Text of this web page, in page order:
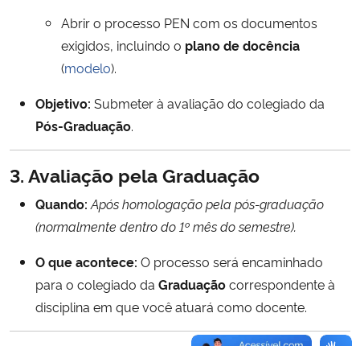
Secretaria-Geral
Secretaria de Governo
Gabinete de Segurança Institucional
Advocacia-Geral da União
Planalto
Abrir o processo PEN com os documentos
exigidos, incluindo o plano de docência
(modelo).
Objetivo: Submeter à avaliação do colegiado da
Pós-Graduação.
3. Avaliação pela Graduação
Quando: Após homologação pela pós-graduação
(normalmente dentro do 1º mês do semestre).
O que acontece: O processo será encaminhado
para o colegiado da Graduaçãocorrespondente à
disciplina em que você atuará como docente.